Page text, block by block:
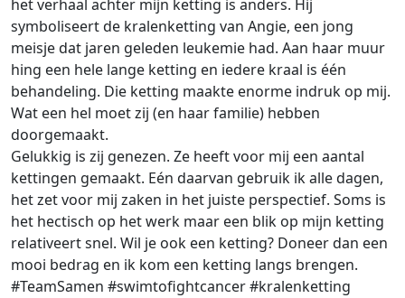
het verhaal achter mijn ketting is anders. Hij
symboliseert de kralenketting van Angie, een jong
meisje dat jaren geleden leukemie had. Aan haar muur
hing een hele lange ketting en iedere kraal is één
behandeling. Die ketting maakte enorme indruk op mij.
Wat een hel moet zij (en haar familie) hebben
doorgemaakt.
Gelukkig is zij genezen. Ze heeft voor mij een aantal
kettingen gemaakt. Eén daarvan gebruik ik alle dagen,
het zet voor mij zaken in het juiste perspectief. Soms is
het hectisch op het werk maar een blik op mijn ketting
relativeert snel. Wil je ook een ketting? Doneer dan een
mooi bedrag en ik kom een ketting langs brengen.
#TeamSamen #swimtofightcancer #kralenketting